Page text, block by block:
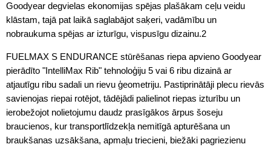
Goodyear degvielas ekonomijas spējas plašākam ceļu veidu
klāstam, tajā pat laikā saglabājot saķeri, vadāmību un
nobraukuma spējas ar izturīgu, vispusīgu dizainu.2
FUELMAX S ENDURANCE stūrēšanas riepa apvieno Goodyear
pierādīto "IntelliMax Rib" tehnoloģiju 5 vai 6 ribu dizainā ar
atjautīgu ribu sadali un rievu ģeometriju. Pastiprinātāji plecu rievās
savienojas riepai rotējot, tādējādi palielinot riepas izturību un
ierobežojot nolietojumu daudz prasīgākos ārpus šoseju
braucienos, kur transportlīdzekļa nemitīgā apturēšana un
braukšanas uzsākšana, apmaļu triecieni, biežāki pagriezienu